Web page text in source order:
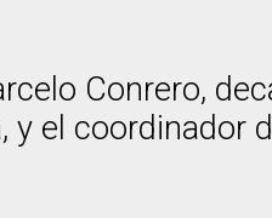
Conrero,
y el coordinador